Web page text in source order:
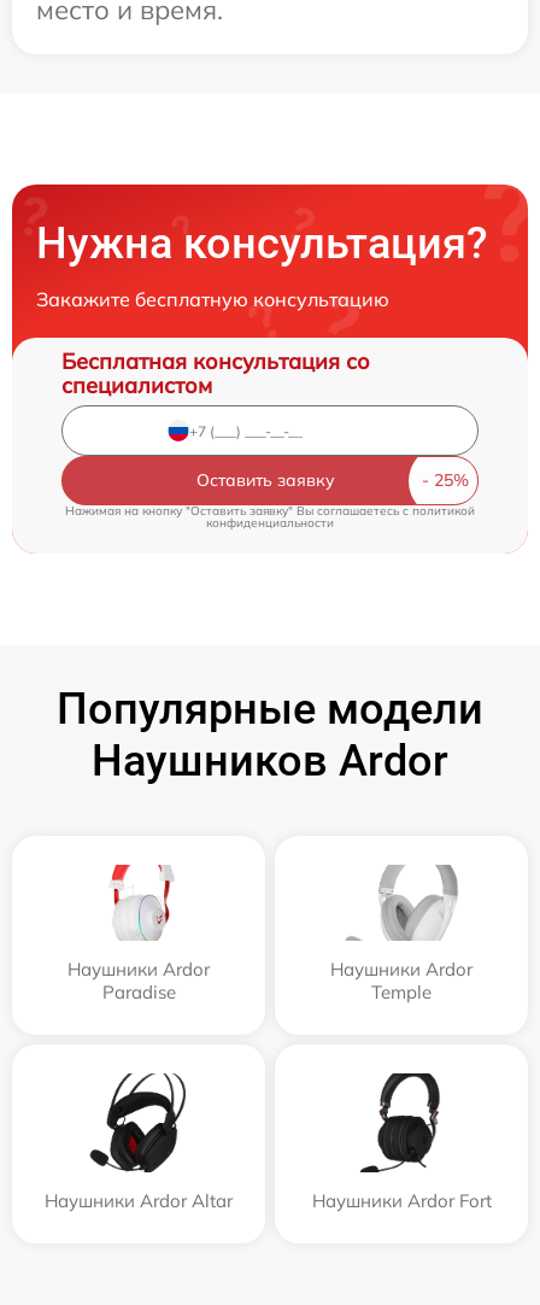
место и время.
Нужна консультация?
Закажите бесплатную консультацию
Бесплатная консультация со
специалистом
Оставить заявку
Нажимая на кнопку "Оставить заявку" Вы соглашаетесь cполитикой
конфиденциальности
Популярные модели
Наушников Ardor
Наушники Ardor
Paradise
Наушники Ardor
Temple
Наушники Ardor Аltar Наушники Ardor Fort